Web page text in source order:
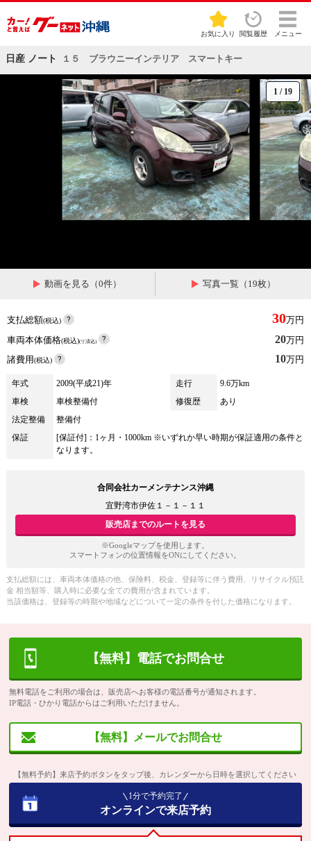
お気に入り 閲覧履歴 メニュー
日産 ノート １５ ブラウニーインテリア スマートキー
1 / 19
動画を見る（0件） 写真一覧（19枚）
支払総額(税込) 30万円
車両本体価格(税込)(リ済込) 20万円
諸費用(税込) 10万円
年式 2009(平成21)年 走行
9.6万km
車検
車検整備付 修復歴
あり
法定整備
整備付
保証
[保証付]：1ヶ月・1000km ※いずれか早い時期が保証適用の条件と
なります。
合同会社カーメンテナンス沖縄
宜野湾市伊佐１－１－１１
販売店までのルートを見る
※Googleマップを使用します。
スマートフォンの位置情報をONにしてください。
支払総額には、車両本体価格の他、保険料、税金、登録等に伴う費用、リサイクル預託
金 相当額等、購入時に必要な全ての費用が含まれています。
当該価格は、登録等の時期や地域などについて一定の条件を付した価格になります。
【無料】電話でお問合せ
無料電話をご利用の場合は、販売店へお客様の電話番号が通知されます。
IP電話・ひかり電話からはご利用いただけません。
【無料】メールでお問合せ
【無料予約】来店予約ボタンをタップ後、カレンダーから日時を選択してください
1分で予約完了
オンラインで来店予約